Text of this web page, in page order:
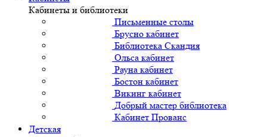
Кабинеты и библиотеки
Письменные столы
Брусно кабинет
Библиотека Скандия
Ольса кабинет
Рауна кабинет
Бостон кабинет
Викинг кабинет
Добрый мастер библиотека
Кабинет Прованс
Детская